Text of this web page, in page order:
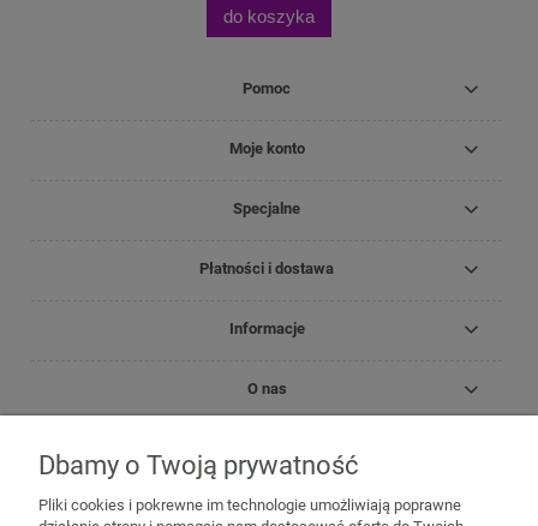
do koszyka
Pomoc
Moje konto
Specjalne
Płatności i dostawa
Informacje
O nas
Copyright Zielnik Jagi
Dbamy o Twoją prywatność
Pliki cookies i pokrewne im technologie umożliwiają poprawne